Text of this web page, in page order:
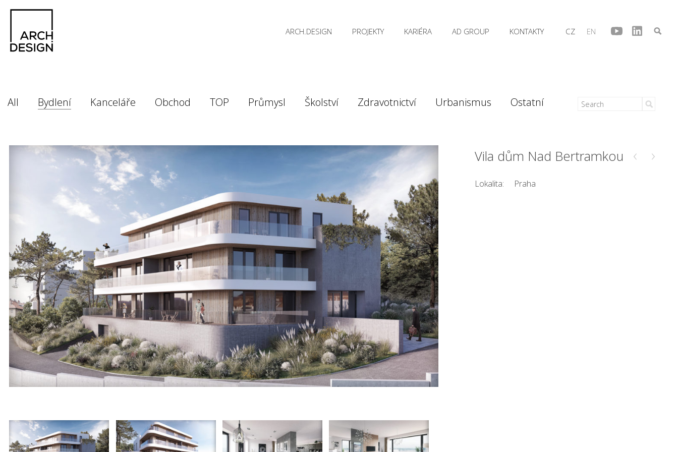
CZ EN
ARCH.DESIGN PROJEKTY KARIÉRA AD GROUP KONTAKTY
All Bydlení Kanceláře Obchod TOP Průmysl Školství Zdravotnictví Urbanismus Ostatní
‹ ›
Vila dům Nad Bertramkou
Lokalita: Praha